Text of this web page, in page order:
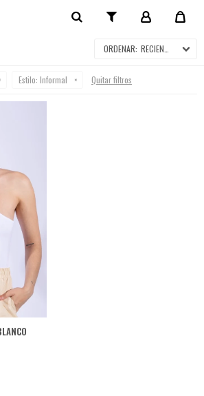
BODYS
RECIENTES
Estilo: Informal Quitar filtros